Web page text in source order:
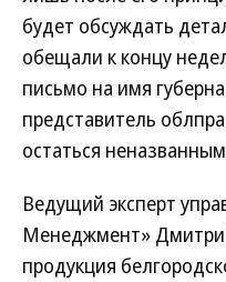
будет обсуждать
обещали к концу
письмо на имя
представитель
остаться
Ведущий эксперт
Менеджмент»
продукция